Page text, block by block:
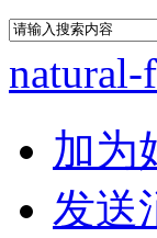
natural-
加为
发送